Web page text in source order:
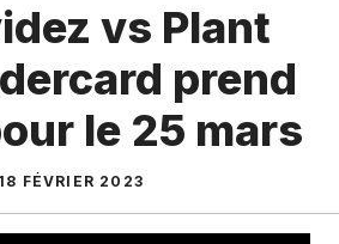
vs Plant
prend
le 25 mars
18 FÉVRIER 2023